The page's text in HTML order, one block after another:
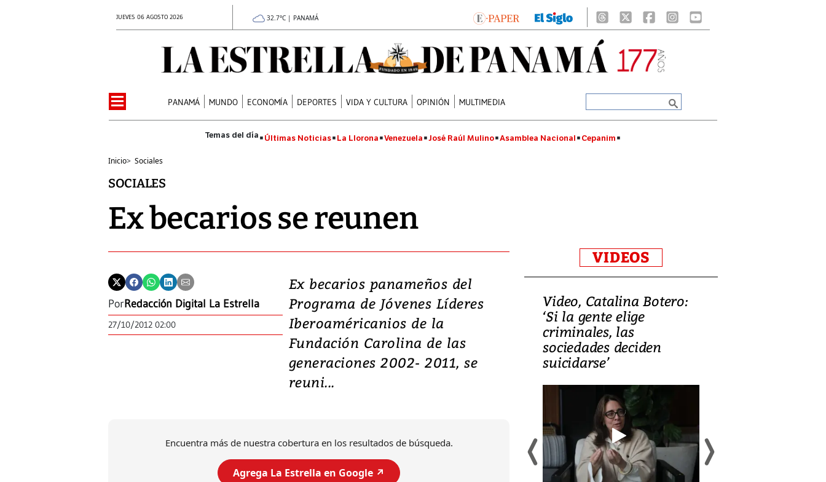
JUEVES 06 AGOSTO 2026 32.7°C | PANAMÁ
PANAMÁ MUNDO ECONOMÍA DEPORTES VIDA Y CULTURA OPINIÓN MULTIMEDIA
Últimas Noticias La Llorona Venezuela José Raúl Mulino Asamblea Nacional Cepanim
Inicio> Sociales
SOCIALES
Ex becarios se reunen
PorRedacción Digital La Estrella
27/10/2012 02:00
Ex becarios panameños del
Programa de Jóvenes Líderes
Iberoaméricanios de la
Fundación Carolina de las
generaciones 2002- 2011, se
reuni...
Encuentra más de nuestra cobertura en los resultados de búsqueda.
Agrega La Estrella en Google ↗️
VIDEOS
Video, Japón: Terremoto
deja heridos y graves
daños en Kumamoto
Un fuerte terremoto de magnitud
Video, Catalina Botero:
‘Si la gente elige
criminales, las
sociedades deciden
suicidarse’